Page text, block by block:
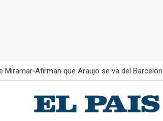
Miramar Afirman que Araujo se va del